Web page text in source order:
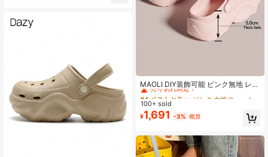
MAOLI DIY装飾可能 ピンク無地 レデ
ィースクロッグ、5cm厚プラットフ
ォーム身長アップサンダル、夏新作
レディーススリッパ、ホーム、ビー
チ、シャワーに適し、ストラップ付
き、オープンヒール、軽量、快適、
通気性、アウトドアスポーツ、カジ
ュアルデイリーウェア、レディース
プラスチックスリッパ
売り切れ間近！
#4 ベストセラー
売り切れ間近！
#4 ベストセラー
売り切れ間近！
#4 ベストセラー
100+ sold
¥1,691 -3% 概算